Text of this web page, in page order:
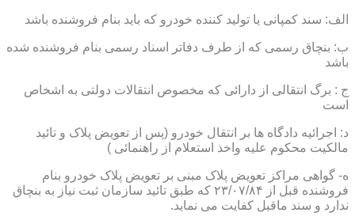
الف: سند کمپانی یا تولید کننده خودرو که باید بنام فروشنده باشد
ب: بنچاق رسمی که از طرف دفاتر اسناد رسمی بنام فروشنده شده
باشد
ج : برگ انتقالی از دارائی که مخصوص انتقالات دولتی به اشخاص
است
د: اجرائیه دادگاه ها بر انتقال خودرو (پس از تعویض پلاک و تائید
مالکیت محکوم علیه واخذ استعلام از راهنمائی )
ه- گواهی مراکز تعویض پلاک مبنی بر تعویض پلاک خودرو بنام
فروشنده قبل از ۲۳/۰۷/۸۴ که طبق تائید سازمان ثبت نیاز به بنچاق
ندارد و سند ماقبل کفایت می نماید.